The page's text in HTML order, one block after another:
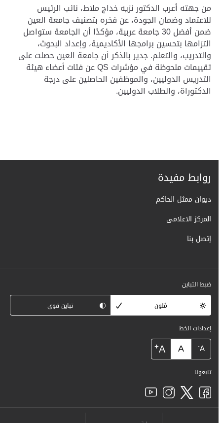
من جهته أعرب الدكتور نزيه خداج ملاط، نائب الرئيس
للاعتماد وضمان الجودة، عن فخره بتصنيف جامعة العين
ضمن أفضل 30 جامعة عربية، مؤكدًا أن الجامعة ستواصل
التزامها بتحسين برامجها الأكاديمية، وإعداد البحوث،
والتدريب، والتعلم. جدير بالذكر أن جامعة العين حصلت على
تقييمات ملحوظة في مؤشرات QSعن فئات أعضاء هيئة
التدريس الدوليين، والموظفين الحاصلين على درجة
الدكتوراة، والطلاب الدوليين.
روابط مفيدة
ديوان ممثل الحاكم
المركز الاعلامى
إتصل بنا
ضبط التباين
مُلون
تباين قوي
إعدادات الخط
A
-
A
A
+
تابعونا